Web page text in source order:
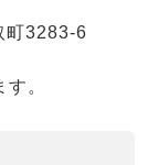
町3283-6
。